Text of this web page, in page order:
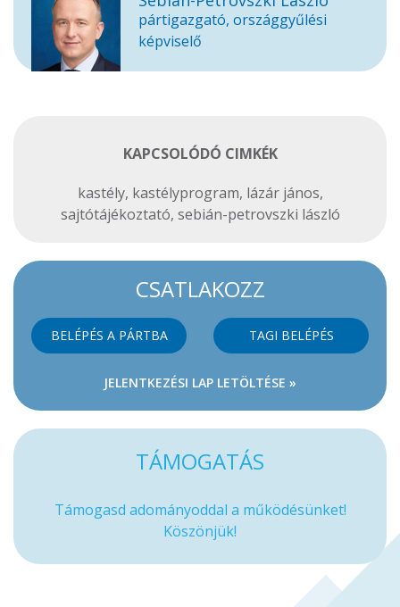
pártigazgató, országgyűlési
képviselő
KAPCSOLÓDÓ CIMKÉK
kastély, kastélyprogram, lázár jános,
sajtótájékoztató, sebián-petrovszki lászló
CSATLAKOZZ
BELÉPÉS A PÁRTBA TAGI BELÉPÉS
JELENTKEZÉSI LAP LETÖLTÉSE »
TÁMOGATÁS
Támogasd adományoddal a működésünket!
Köszönjük!